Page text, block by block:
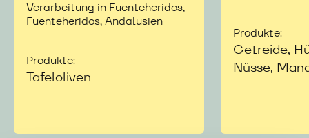
Verarbeitung in Fuenteheridos,
Fuenteheridos, Andalusien
Produkte:
Tafeloliven
Produkte:
Getreide,
Nüsse,